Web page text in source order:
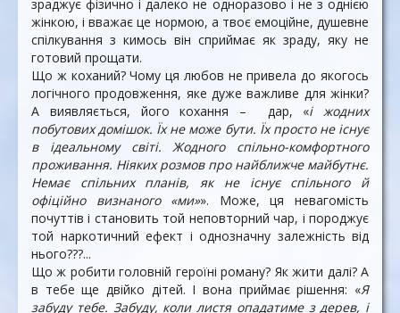
зраджує фізично і далеко не одноразово і не з однією
жінкою, і вважає це нормою, а твоє емоційне, душевне
спілкування з кимось він сприймає як зраду, яку не
готовий прощати.
Що ж коханий? Чому ця любов не привела до якогось
логічного продовження, яке дуже важливе для жінки?
А виявляється, його кохання – дар, «і жодних
побутових домішок. Їх не може бути. Їх просто не існує
в ідеальному світі. Жодного спільно-комфортного
проживання. Ніяких розмов про найближче майбутнє.
Немає спільних планів, як не існує спільного й
офіційно визнаного «ми»». Може, ця невагомість
почуттів і становить той неповторний чар, і породжує
той наркотичний ефект і однозначну залежність від
нього???...
Що ж робити головній героїні роману? Як жити далі? А
в тебе ще двійко дітей. І вона приймає рішення: «Я
забуду тебе. Забуду, коли листя опадатиме з дерев, і